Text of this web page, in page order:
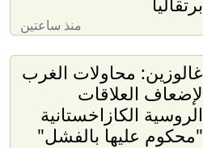
منذ ساعتين
غالوزين: محاولات الغرب
لإضعاف العلاقات
الروسية الكازاخستانية
"محكوم عليها بالفشل"